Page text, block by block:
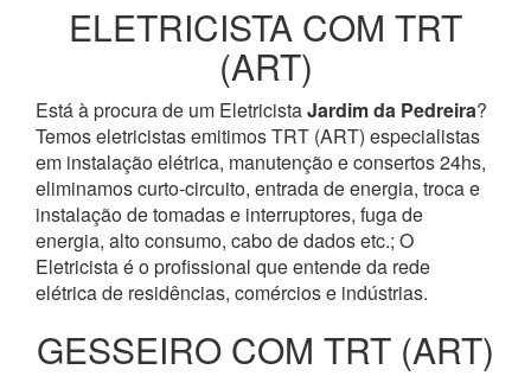
ELETRICISTA COM TRT
(ART)
Está à procura de um EletricistaJardim da Pedreira?
Temos eletricistas emitimos TRT (ART) especialistas
em instalação elétrica, manutenção e consertos 24hs,
eliminamos curto-circuito, entrada de energia, troca e
instalação de tomadas e interruptores, fuga de
energia, alto consumo, cabo de dados etc.; O
Eletricista é o profissional que entende da rede
elétrica de residências, comércios e indústrias.
GESSEIRO COM TRT (ART)